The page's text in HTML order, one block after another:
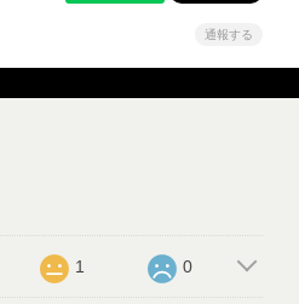
通報する
1 0